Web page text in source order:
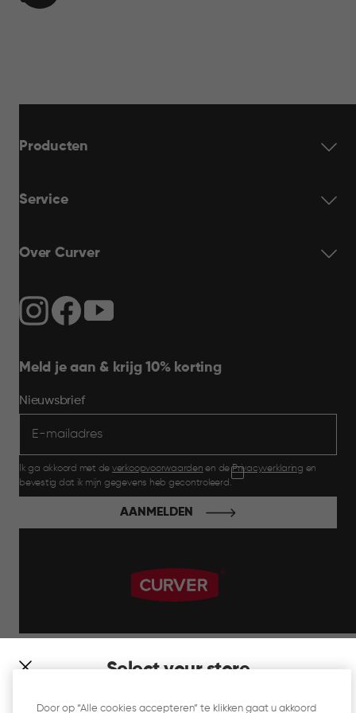
Select your store
Producten
Service
Over Curver
Meld je aan & krijg 10% korting
Nieuwsbrief
Ik ga akkoord met de verkoopvoorwaarden en dePrivacyverklaring en
bevestig dat ik mijn gegevens heb gecontroleerd.
AANMELDEN
Door op “Alle cookies accepteren” te klikken gaat u akkoord